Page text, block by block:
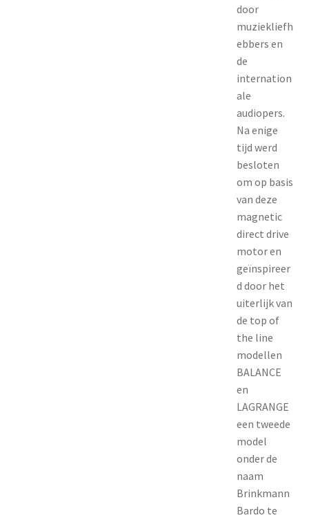
door
muziekliefh
ebbers en
de
internation
ale
audiopers.
Na enige
tijd werd
besloten
om op basis
van deze
magnetic
direct drive
motor en
geïnspireer
d door het
uiterlijk van
de top of
the line
modellen
BALANCE
en
LAGRANGE
een tweede
model
onder de
naam
Brinkmann
Bardo te